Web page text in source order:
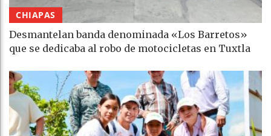
CHIAPAS
Desmantelan banda denominada «Los Barretos»
que se dedicaba al robo de motocicletas en Tuxtla